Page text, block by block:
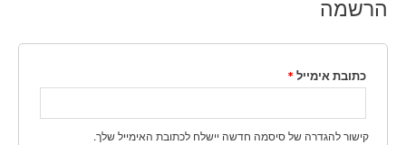
הרשמה
כתובת אימייל *
קישור להגדרה של סיסמה חדשה יישלח לכתובת האימייל שלך.